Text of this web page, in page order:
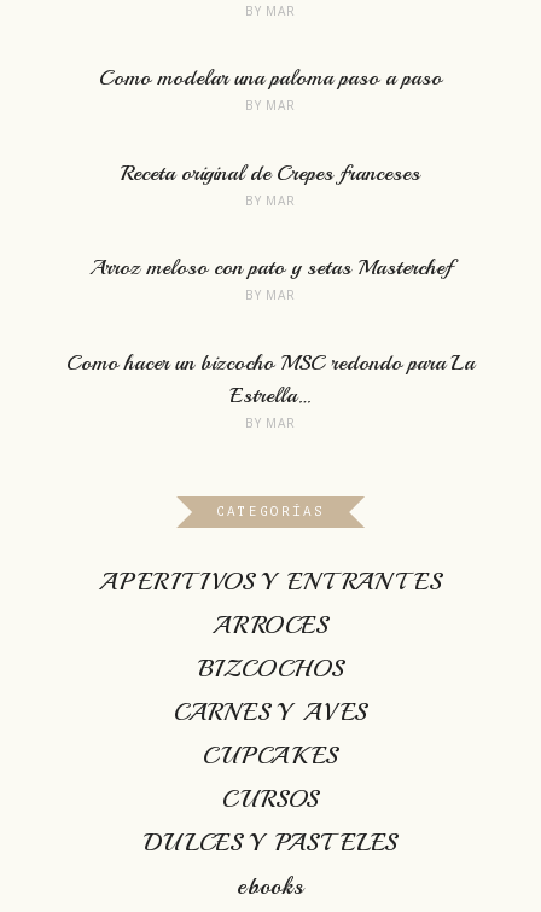
BY MAR
Como modelar una paloma paso a paso
BY MAR
Receta original de Crepes franceses
BY MAR
Arroz meloso con pato y setas Masterchef
BY MAR
Como hacer un bizcocho MSC redondo para La
Estrella…
BY MAR
CATEGORÍAS
APERITIVOS Y ENTRANTES
ARROCES
BIZCOCHOS
CARNES Y AVES
CUPCAKES
CURSOS
DULCES Y PASTELES
ebooks